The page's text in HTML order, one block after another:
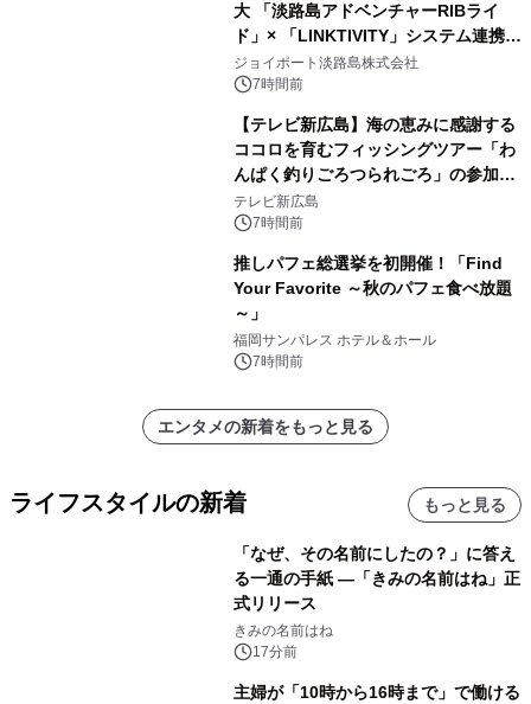
大 「淡路島アドベンチャーRIBライ
ド」× 「LINKTIVITY」システム連携を
開始！
ジョイポート淡路島株式会社
7時間前
【テレビ新広島】海の恵みに感謝する
ココロを育むフィッシングツアー「わ
んぱく釣りごろつられごろ」の参加小
学生を募集
テレビ新広島
7時間前
推しパフェ総選挙を初開催！「Find
Your Favorite ～秋のパフェ食べ放題
～」
福岡サンパレス ホテル＆ホール
7時間前
エンタメの新着をもっと見る
ライフスタイルの新着 もっと見る
「なぜ、その名前にしたの？」に答え
る一通の手紙 ―「きみの名前はね」正
式リリース
きみの名前はね
17分前
主婦が「10時から16時まで」で働ける